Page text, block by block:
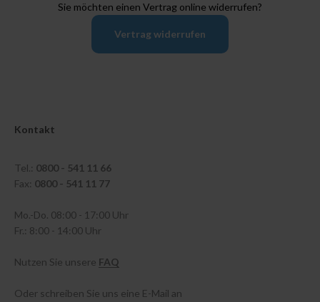
Sie möchten einen Vertrag online widerrufen?
Vertrag widerrufen
Kontakt
Tel.: 0800 - 541 11 66
Fax: 0800 - 541 11 77
Mo.-Do. 08:00 - 17:00 Uhr
Fr.: 8:00 - 14:00 Uhr
Nutzen Sie unsere FAQ
Oder schreiben Sie uns eine E-Mail an